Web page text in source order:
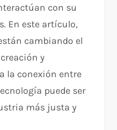
con su
En este artículo,
cambiando el
y
la conexión entre
puede ser
más justa y